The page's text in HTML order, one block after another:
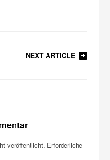
NEXT ARTICLE
veröffentlicht. Erforderliche